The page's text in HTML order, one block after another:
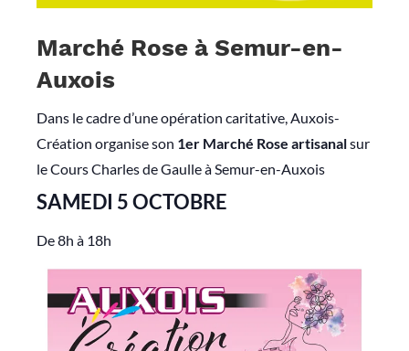
Marché Rose à Semur-en-
Auxois
Dans le cadre d’une opération caritative, Auxois-
Création organise son 1er Marché Rose artisanalsur
le Cours Charles de Gaulle à Semur-en-Auxois
SAMEDI 5 OCTOBRE
De 8h à 18h